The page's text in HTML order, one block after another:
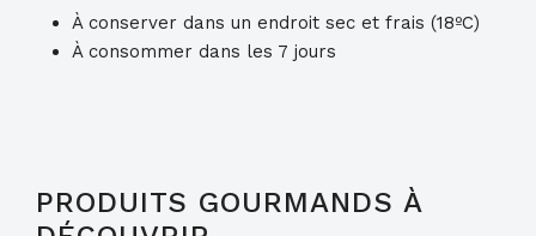
À conserver dans un endroit sec et frais (18ºC)
À consommer dans les 7 jours
PRODUITS GOURMANDS À